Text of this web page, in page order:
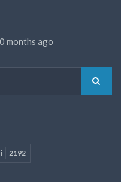
months ago
2192